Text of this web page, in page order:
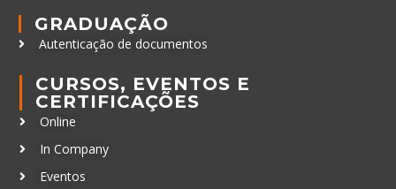
GRADUAÇÃO
Autenticação de documentos
CURSOS, EVENTOS E
CERTIFICAÇÕES
Online
In Company
Eventos